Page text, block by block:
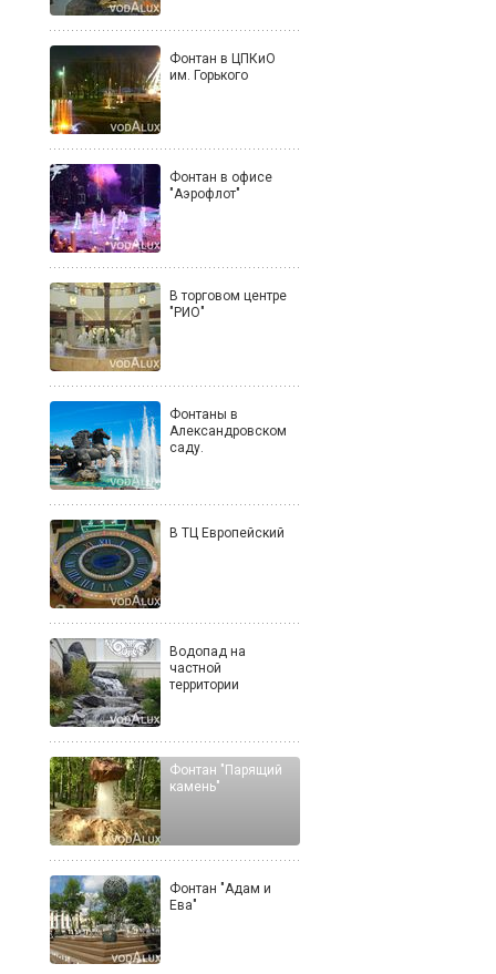
Фонтан в ЦПКиО
им. Горького
Фонтан в офисе
"Аэрофлот"
В торговом центре
"РИО"
Фонтаны в
Александровском
саду.
В ТЦ Европейский
Водопад на
частной
территории
Фонтан "Парящий
камень"
Фонтан "Адам и
Ева"